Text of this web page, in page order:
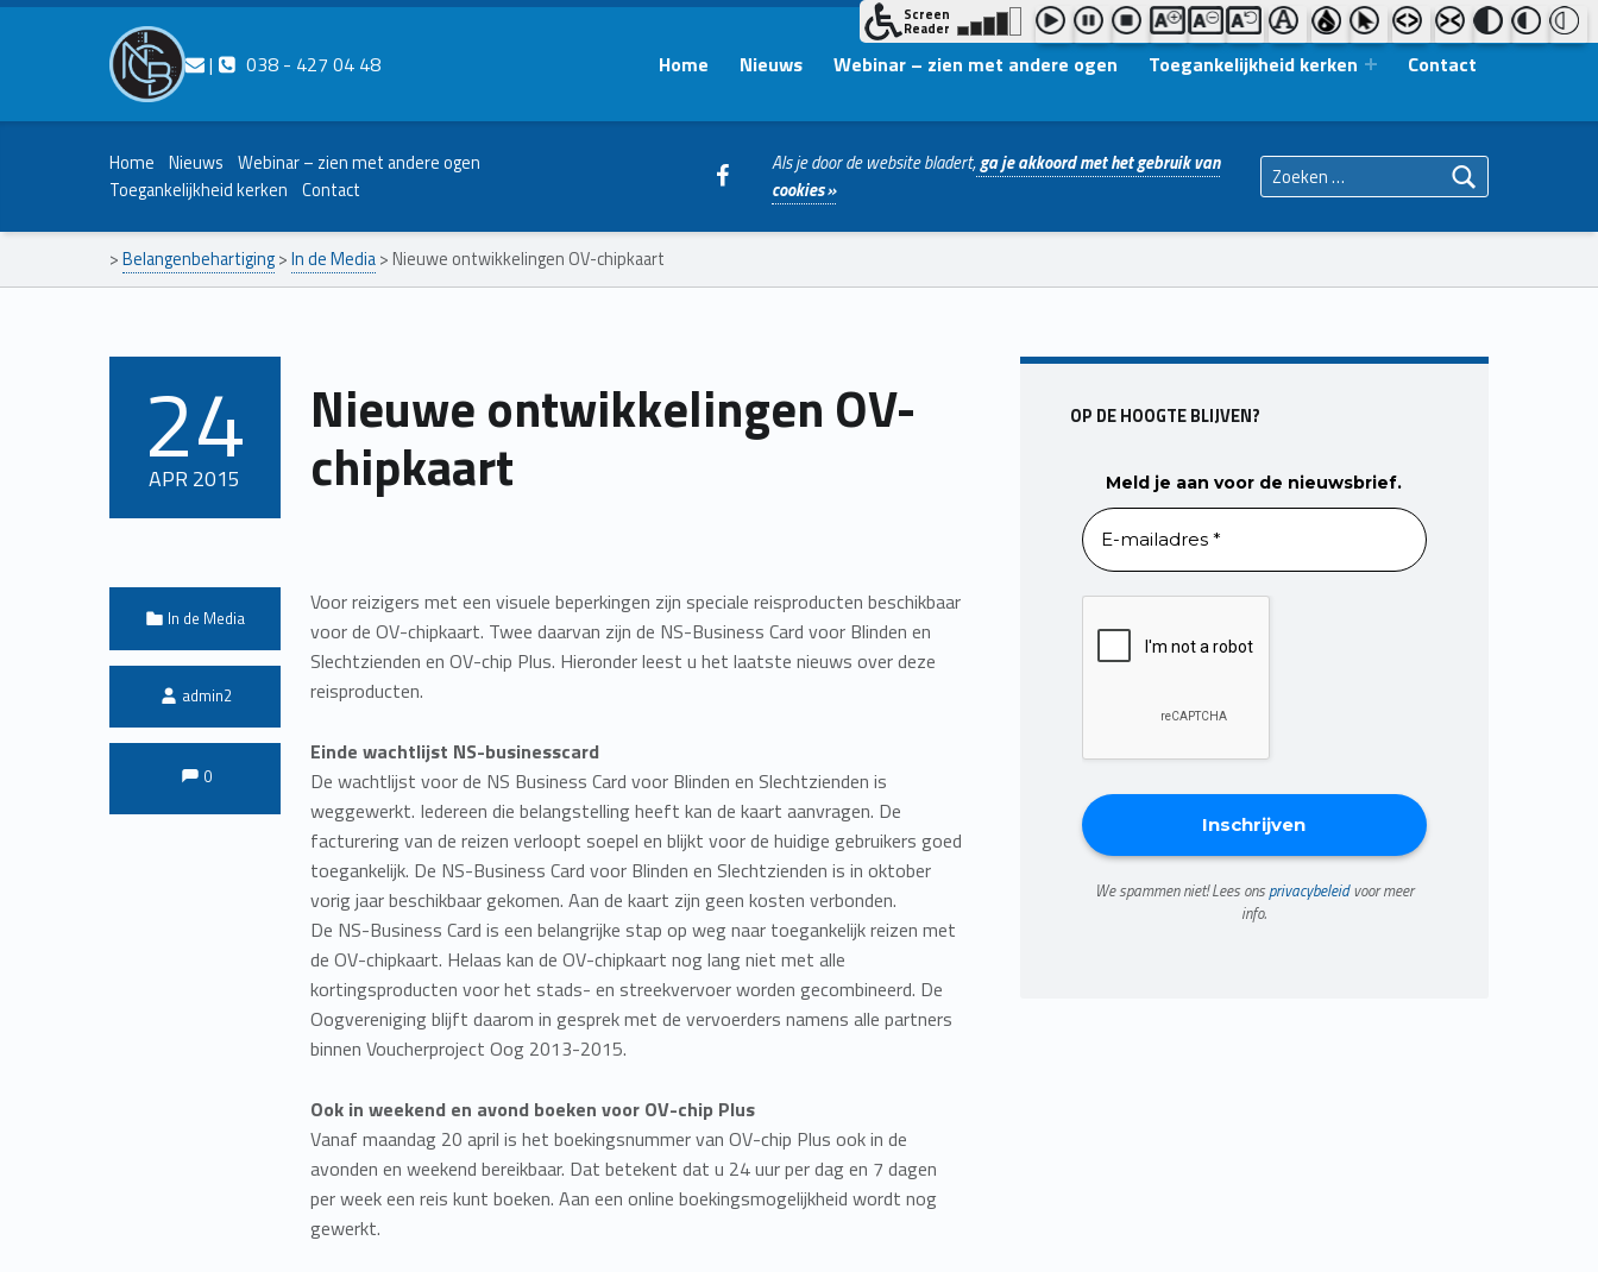
Contact ons
| 038 - 427 04 48 Home Nieuws Webinar – zien met andere ogen Toegankelijkheid kerken Contact
Home Nieuws Webinar – zien met andere ogen
Toegankelijkheid kerken Contact
WebMan on FacebookAls je door de website bladert,ga je akkoord met het gebruik van
cookies »
>Belangenbehartiging>In de Media> Nieuwe ontwikkelingen OV-chipkaart
Nieuwe ontwikkelingen OV-
chipkaart
POSTED ON:
24
APR 2015
Voor reizigers met een visuele beperkingen zijn speciale reisproducten beschikbaar
voor de OV-chipkaart. Twee daarvan zijn de NS-Business Card voor Blinden en
Slechtzienden en OV-chip Plus. Hieronder leest u het laatste nieuws over deze
reisproducten.
Einde wachtlijst NS-businesscard
De wachtlijst voor de NS Business Card voor Blinden en Slechtzienden is
weggewerkt. Iedereen die belangstelling heeft kan de kaart aanvragen. De
facturering van de reizen verloopt soepel en blijkt voor de huidige gebruikers goed
toegankelijk. De NS-Business Card voor Blinden en Slechtzienden is in oktober
vorig jaar beschikbaar gekomen. Aan de kaart zijn geen kosten verbonden.
De NS-Business Card is een belangrijke stap op weg naar toegankelijk reizen met
de OV-chipkaart. Helaas kan de OV-chipkaart nog lang niet met alle
kortingsproducten voor het stads- en streekvervoer worden gecombineerd. De
Oogvereniging blijft daarom in gesprek met de vervoerders namens alle partners
binnen Voucherproject Oog 2013-2015.
Ook in weekend en avond boeken voor OV-chip Plus
Vanaf maandag 20 april is het boekingsnummer van OV-chip Plus ook in de
avonden en weekend bereikbaar. Dat betekent dat u 24 uur per dag en 7 dagen
per week een reis kunt boeken. Aan een online boekingsmogelijkheid wordt nog
gewerkt.
Categorized in:In de Media
Written by:
admin2
Comments:
Comments:
0
OP DE HOOGTE BLIJVEN?
Meld je aan voor de nieuwsbrief.
We spammen niet! Lees onsprivacybeleidvoor meer
info.